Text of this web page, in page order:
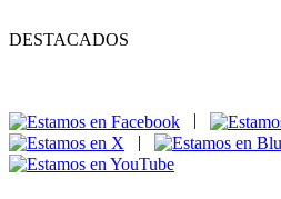
DESTACADOS
|